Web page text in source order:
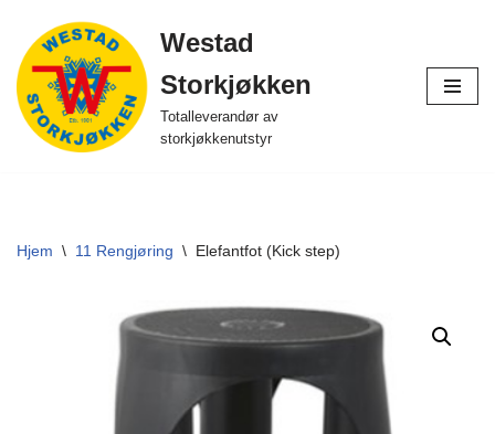
Hopp
til
innholdet
Westad
Storkjøkken
Totalleverandør av
storkjøkkenutstyr
Hjem \ 11 Rengjøring \ Elefantfot (Kick step)